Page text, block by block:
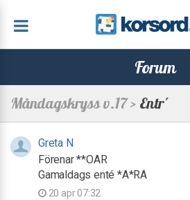
Forum
Måndagskryss v.17 > Entr´
Greta N
Förenar **OAR
Gamaldags enté *A*RA
20 apr 07:32